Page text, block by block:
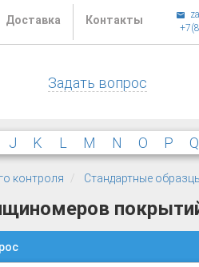
Доставка Контакты
Задать вопрос
J K L M N O P
контроля Стандартные